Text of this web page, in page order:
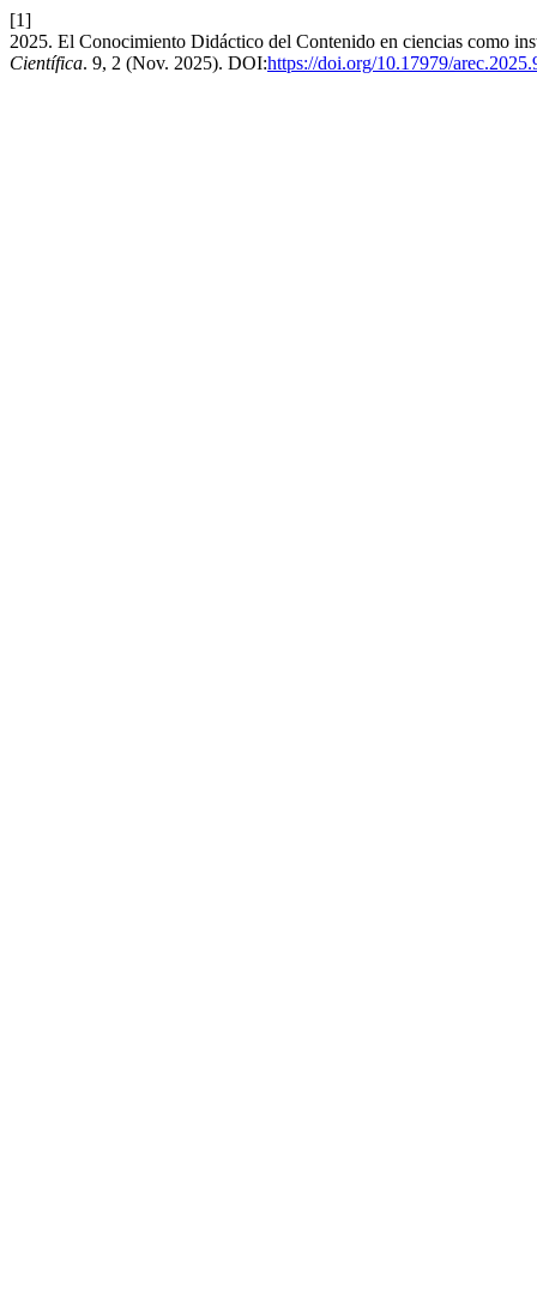
[1]
2025. El Conocimiento Didáctico del Contenido en ciencias como
Científica. 9, 2 (Nov. 2025). DOI:https://doi.org/10.17979/